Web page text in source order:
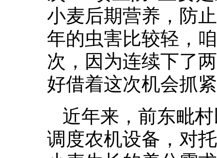
小麦后期营养，防
年的虫害比较轻，
次，因为连续下了
好借着这次机会抓
近年来，前东毗
调度农机设备，对